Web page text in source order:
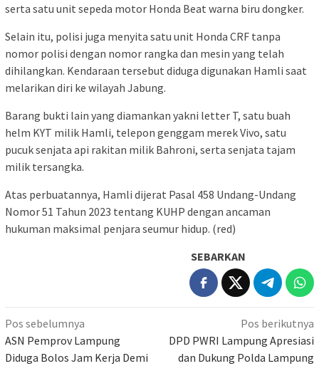
serta satu unit sepeda motor Honda Beat warna biru dongker.
Selain itu, polisi juga menyita satu unit Honda CRF tanpa
nomor polisi dengan nomor rangka dan mesin yang telah
dihilangkan. Kendaraan tersebut diduga digunakan Hamli saat
melarikan diri ke wilayah Jabung.
Barang bukti lain yang diamankan yakni letter T, satu buah
helm KYT milik Hamli, telepon genggam merek Vivo, satu
pucuk senjata api rakitan milik Bahroni, serta senjata tajam
milik tersangka.
Atas perbuatannya, Hamli dijerat Pasal 458 Undang-Undang
Nomor 51 Tahun 2023 tentang KUHP dengan ancaman
hukuman maksimal penjara seumur hidup. (red)
SEBARKAN
Navigasi
pos
Pos sebelumnya
ASN Pemprov Lampung
Diduga Bolos Jam Kerja Demi
Pos berikutnya
DPD PWRI Lampung Apresiasi
dan Dukung Polda Lampung